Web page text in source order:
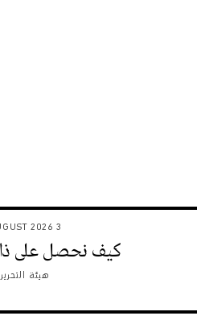
3 AUGUST 2026
كيف نحصل على
هيئة التحرير